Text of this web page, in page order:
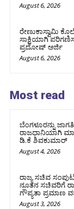
August 6, 2026
ರೇಣುಕಾಸ್ವಾಮಿ
ಸಾಕ್ಷಿಯಾಗಿ
ಪ್ರದೋಷ್‌ ಅರ್ಜಿ
August 6, 2026
Most read
ಬೆಂಗಳೂರನ್ನು
ರಾಜಧಾನಿಯಾಗಿ
ಡಿ.ಕೆ ಶಿವಕುಮಾರ್
August 4, 2026
ರಾಜ್ಯ ಸಚಿವ
ನೂತನ ಸಚಿವರಿಗೆ
ಗೌಪ್ಯತಾ ಪ್ರಮಾಣ
August 3, 2026